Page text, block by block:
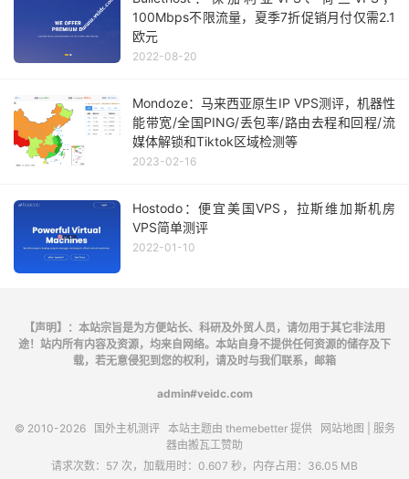
100Mbps不限流量，夏季7折促销月付仅需2.1
欧元
2022-08-20
Mondoze：马来西亚原生IP VPS测评，机器性
能带宽/全国PING/丢包率/路由去程和回程/流
媒体解锁和Tiktok区域检测等
2023-02-16
Hostodo：便宜美国VPS，拉斯维加斯机房
VPS简单测评
2022-01-10
【声明】：本站宗旨是为方便站长、科研及外贸人员，请勿用于其它非法用
途！站内所有内容及资源，均来自网络。本站自身不提供任何资源的储存及下
载，若无意侵犯到您的权利，请及时与我们联系，邮箱
admin#veidc.com
© 2010-2026 国外主机测评本站主题由 themebetter提供 网站地图 | 服务
器由搬瓦工赞助
请求次数：57 次，加载用时：0.607 秒，内存占用：36.05 MB